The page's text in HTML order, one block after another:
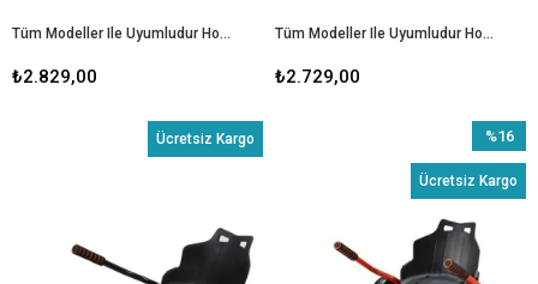
Tüm Modeller Ile Uyumludur Hoverkart Elektrikli Kaykay Hoverboard Aparatı(2 Adet Yedek Cırt Hediye)
₺2.829,00
Tüm Modeller Ile Uyumludur Hoverkart Elektrikli Kaykay Hoverboard Aparatı - Mavi
₺2.729,00
Ücretsiz Kargo
%16
İndirim
Ücretsiz Kargo